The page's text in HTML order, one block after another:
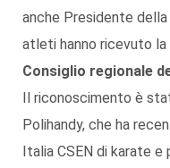
anche Presidente
atleti hanno ricevuto la
Consiglio regionale
Il riconoscimento è
Polihandy, che ha
Italia CSEN di karate e